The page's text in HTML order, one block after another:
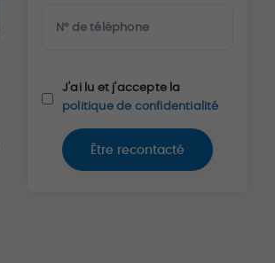
N° de téléphone
J'ai lu et j'accepte la
politique de confidentialité
Être recontacté